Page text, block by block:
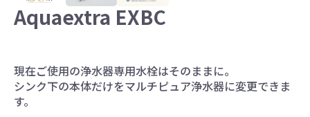
Aquaextra EXBC
現在ご使用の浄水器専用水栓はそのままに。
シンク下の本体だけをマルチピュア浄水器に変更できま
す。